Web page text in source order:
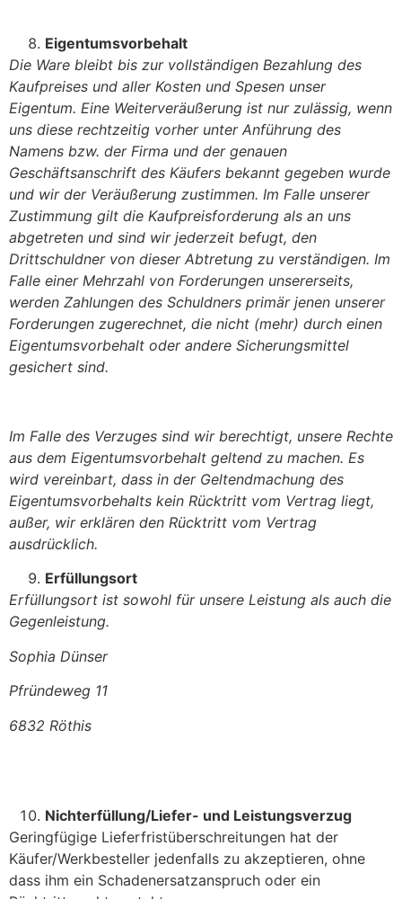
Eigentumsvorbehalt
Die Ware bleibt bis zur vollständigen Bezahlung des
Kaufpreises und aller Kosten und Spesen unser
Eigentum. Eine Weiterveräußerung ist nur zulässig, wenn
uns diese rechtzeitig vorher unter Anführung des
Namens bzw. der Firma und der genauen
Geschäftsanschrift des Käufers bekannt gegeben wurde
und wir der Veräußerung zustimmen. Im Falle unserer
Zustimmung gilt die Kaufpreisforderung als an uns
abgetreten und sind wir jederzeit befugt, den
Drittschuldner von dieser Abtretung zu verständigen. Im
Falle einer Mehrzahl von Forderungen unsererseits,
werden Zahlungen des Schuldners primär jenen unserer
Forderungen zugerechnet, die nicht (mehr) durch einen
Eigentumsvorbehalt oder andere Sicherungsmittel
gesichert sind.
Im Falle des Verzuges sind wir berechtigt, unsere Rechte
aus dem Eigentumsvorbehalt geltend zu machen. Es
wird vereinbart, dass in der Geltendmachung des
Eigentumsvorbehalts kein Rücktritt vom Vertrag liegt,
außer, wir erklären den Rücktritt vom Vertrag
ausdrücklich.
Erfüllungsort
Erfüllungsort ist sowohl für unsere Leistung als auch die
Gegenleistung.
Sophia Dünser
Pfründeweg 11
6832 Röthis
Nichterfüllung/Liefer- und Leistungsverzug
Geringfügige Lieferfristüberschreitungen hat der
Käufer/Werkbesteller jedenfalls zu akzeptieren, ohne
dass ihm ein Schadenersatzanspruch oder ein